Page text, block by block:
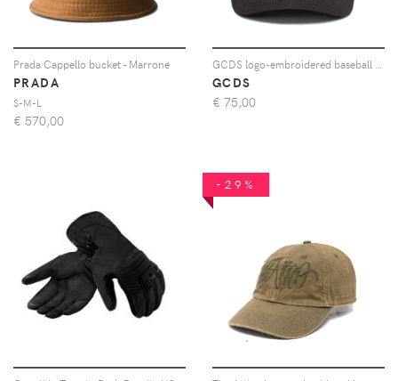
Prada Cappello bucket - Marrone
PRADA
S-M-L
€ 570,00
GCDS
€ 75,00
-29%